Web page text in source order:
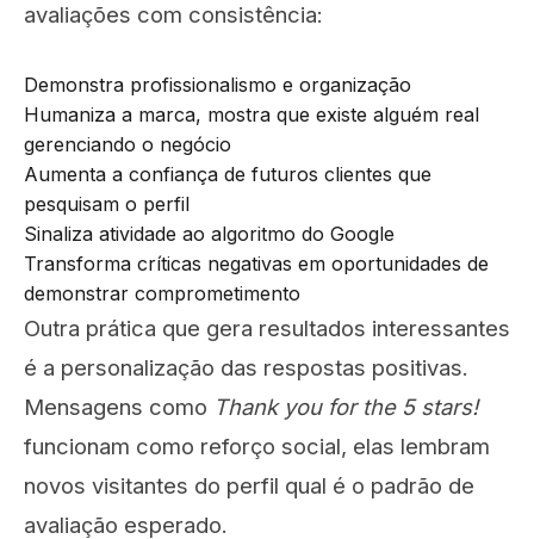
avaliações com consistência:
Demonstra profissionalismo e organização
Humaniza a marca, mostra que existe alguém real
gerenciando o negócio
Aumenta a confiança de futuros clientes que
pesquisam o perfil
Sinaliza atividade ao algoritmo do Google
Transforma críticas negativas em oportunidades de
demonstrar comprometimento
Outra prática que gera resultados interessantes
é a personalização das respostas positivas.
Mensagens como Thank you for the 5 stars!
funcionam como reforço social, elas lembram
novos visitantes do perfil qual é o padrão de
avaliação esperado.